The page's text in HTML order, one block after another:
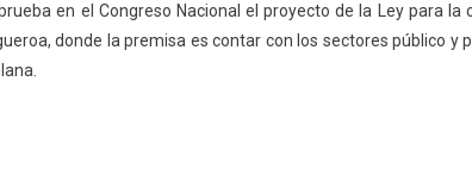
en el Congreso Nacional el proyecto de la Ley para la
donde la premisa es contar con los sectores público y